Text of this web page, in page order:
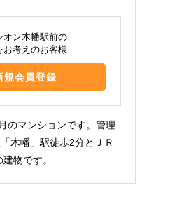
オン木幡駅前の
お考えのお客様
規会員登録
のマンションです。管理
木幡」駅徒歩2分とＪＲ
物です。